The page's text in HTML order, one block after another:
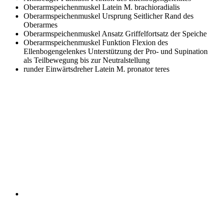
Oberarmspeichenmuskel Latein M. brachioradialis
Oberarmspeichenmuskel Ursprung Seitlicher Rand des
Oberarmes
Oberarmspeichenmuskel Ansatz Griffelfortsatz der Speiche
Oberarmspeichenmuskel Funktion Flexion des
Ellenbogengelenkes Unterstützung der Pro- und Supination
als Teilbewegung bis zur Neutralstellung
runder Einwärtsdreher Latein M. pronator teres